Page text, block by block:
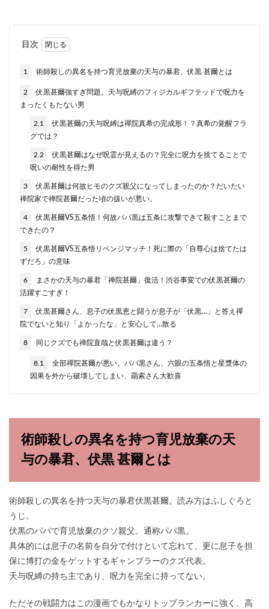
目次
1 術師殺しの異名を持つ育児放棄の天与の暴君、伏黒 甚爾とは
2
伏黒甚爾強すぎ問題。天与呪縛のフィジカルギフテッドで呪力を
まったくもたない男
2.1
伏黒甚爾の天与呪縛は禪院真希の完成形！？真希の覚醒フラ
グでは？
2.2
伏黒甚爾はなぜ呪霊が見えるの？完全に呪力を捨てることで
呪いの耐性を得た男
3
伏黒甚爾は何故ヒモのクズ親父になってしまったのか？だいたい
禅院家で禅院甚爾だった頃の扱いが悪い。
4
伏黒甚爾VS五条悟！何故パパ黒は五条に攻撃できて殺すことまで
できたの？
5
伏黒甚爾VS五条悟リベンジマッチ！死に際の「自尊心は捨てたは
ずだろ」の意味
6
まさかの天与の暴君「禅院甚爾」復活！渋谷事変での伏黒甚爾の
活躍すごすぎ！
7
伏黒甚爾さん、息子の伏黒恵と闘うが息子が「伏黒…」と答え禪
院でないと知り「よかったな」と安心して…散る
8 同じクズでも禅院直哉と伏黒甚爾は違う？
8.1
全部禪院甚爾が悪い。パパ黒さん、六眼の五条悟と星漿体の
因果を外から破壊してしまい、羂索さん大歓喜
術師殺しの異名を持つ育児放棄の天
与の暴君、伏黒 甚爾とは
術師殺しの異名を持つ天与の暴君伏黒甚爾。読み方はふしぐろと
うじ。
伏黒のパパで育児放棄のクソ親父。通称パパ黒。
具体的には息子の名前を自分で付けといて忘れて、更に息子を担
保に博打の金をゲットするギャンブラーのクズ代表。
天与呪縛の持ち主であり、呪力を完全に持ってない。
ただその戦闘力はこの漫画でもかなりトップランカーに強く、高